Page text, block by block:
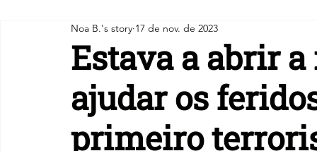
Estava a abrir
ajudar os
primeiro
Noa B.'s story 17 de nov. de 2023